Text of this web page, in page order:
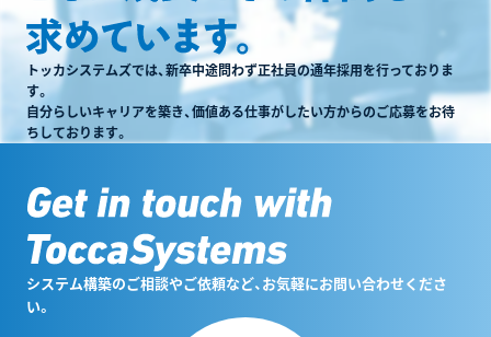
トッカシステムズでは、新卒中途問わず正社員の通年採用を行っておりま
す。
自分らしいキャリアを築き、価値ある仕事がしたい方からのご応募をお待
ちしております。
システム構築のご相談やご依頼など、お気軽にお問い合わせくださ
い。